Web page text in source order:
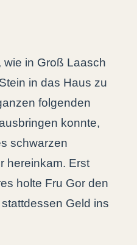
wie in Groß Laasch
in das Haus zu
folgenden
konnte,
schwarzen
hereinkam. Erst
holte Fru Gor den
Geld ins